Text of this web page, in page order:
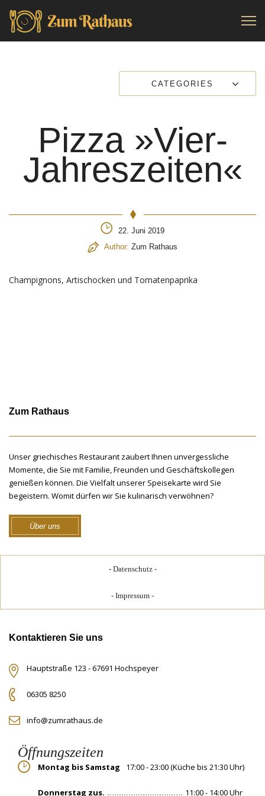
CATEGORIES
Pizza »Vier-
Jahreszeiten«
22. Juni 2019
Author: Zum Rathaus
Champignons, Artischocken und Tomatenpaprika
Zum Rathaus
Unser griechisches Restaurant zaubert Ihnen unvergessliche
Momente, die Sie mit Familie, Freunden und Geschäftskollegen
genießen können. Die Vielfalt unserer Speisekarte wird Sie
begeistern. Womit dürfen wir Sie kulinarisch verwöhnen?
Über uns
Datenschutz
Impressum
Kontaktieren Sie uns
Hauptstraße 123 - 67691 Hochspeyer
06305 8250
info@zumrathaus.de
Öffnungszeiten
Montag bis Samstag 17:00 - 23:00 (Küche bis 21:30 Uhr)
Donnerstag zus. 11:00 - 14:00 Uhr